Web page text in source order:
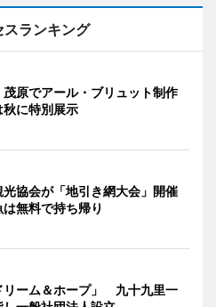
スランキング
原でアール・ブリュット制作
に特別展示
光協会が「地引き網大会」開催
無料で持ち帰り
リーム＆ホープ」 九十九里一